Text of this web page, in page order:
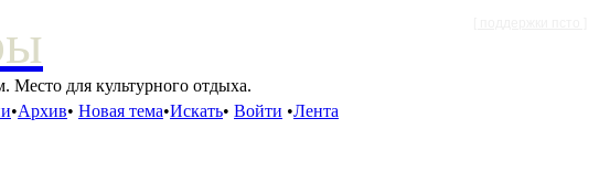
Место для культурного отдыха.
•Архив• Новая тема•Искать• Войти •Лента